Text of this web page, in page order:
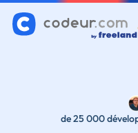
de 25 000